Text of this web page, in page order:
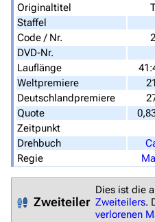
Zufälliger
Spezialseiten
Datei
Filme und
Stargate SG-1
Stargate Atlantis
Stargate
Stargate Origins
Originaltitel
Staffel
Code / Nr.
DVD-Nr.
Lauflänge
Weltpremiere
Deutschlandpremiere
Quote
Zeitpunkt
Drehbuch
Regie
Zweiteiler
Dies ist die
Zweiteilers.
verlorenen